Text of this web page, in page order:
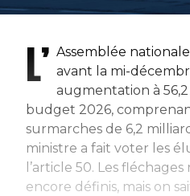
L’ Assemblée
avant la mi-
augmentation à
budget 2026,
surmarches de 6,2
ministre a fait voter les
l’article 50. Les
encore définis, mais on